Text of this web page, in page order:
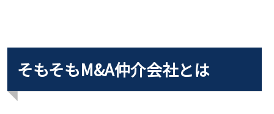
そもそもM&A仲介会社とは